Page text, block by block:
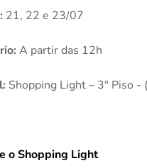
21, 22 e 23/07
A partir das 12h
Shopping Light – 3° Piso -
o Shopping Light